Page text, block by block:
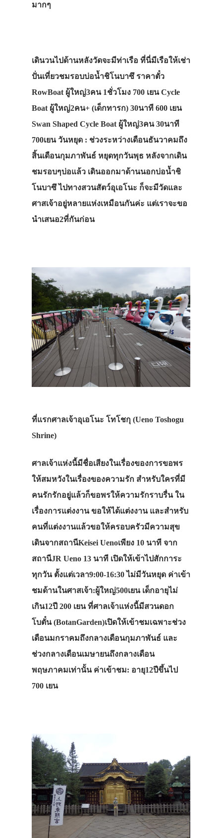
มากๆ
เดินวนไปด้านหลังวัดจะมีท่าเรือ ที่นี่มีเรือให้เช่า
ปั่นเที่ยวชมรอบบ่อน้ำชิโนบาซึ ราคาตั๋ว
RowBoat ผู้ใหญ่3คน 1ชั่วโมง 700 เยน Cycle
Boat ผู้ใหญ่2คน+ (เด็กทารก) 30นาที 600 เยน
Swan Shaped Cycle Boat ผู้ใหญ่3คน 30นาที
700เยน วันหยุด : ช่วงระหว่างเดือนธันวาคมถึง
สิ้นเดือนกุมภาพันธ์ หยุดทุกวันพุธ หลังจากเดิน
ชมรอบๆบ่อแล้ว เดินออกมาด้านนอกบ่อน้ำชิ
โนบาซึ ไปทางสวนสัตว์อุเอโนะ ก็จะมีวัดและ
ศาสเจ้าอยู่หลายแห่งเหมือนกันค่ะ แต่เราจะขอ
นำเสนอ2ที่กันก่อน
ที่แรกศาลเจ้าอุเอโนะ โทโชกุ (Ueno Toshogu
Shrine)
ศาลเจ้าแห่งนี้มีชื่อเสียงในเรื่องของการขอพร
ให้สมหวังในเรื่องของความรัก สำหรับใครที่มี
คนรักรักอยู่แล้วก็ขอพรให้ความรักราบรื่น ใน
เรื่องการแต่งงาน ขอให้ได้แต่งงาน และสำหรับ
คนที่แต่งงานแล้วขอให้ครอบครัวมีความสุข
เดินจากสถานีKeisei Uenoเพียง 10 นาที จาก
สถานีJR Ueno 13 นาที เปิดให้เข้าไปสักการะ
ทุกวัน ตั้งแต่เวลา9:00-16:30 ไม่มีวันหยุด ค่าเข้า
ชมด้านในศาสเจ้า:ผู้ใหญ่500เยน เด็กอายุไม่
เกิน12ปี 200 เยน ที่ศาลเจ้าแห่งนี้มีสวนดอก
โบตั๋น (BotanGarden)เปิดให้เข้าชมเฉพาะช่วง
เดือนมกราคมถึงกลางเดือนกุมภาพันธ์ และ
ช่วงกลางเดือนเมษายนถึงกลางเดือน
พฤษภาคมเท่านั้น ค่าเข้าชม: อายุ12ปีขึ้นไป
700 เยน
ประเทศญี่ปุ่น
เที่ยวญี่ปุ่นด้ว
เอง
รถบัส
เดินทาง